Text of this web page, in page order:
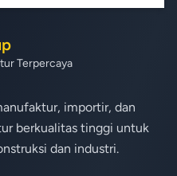
Terpercaya
importir, dan
berkualitas tinggi untuk
dan industri.